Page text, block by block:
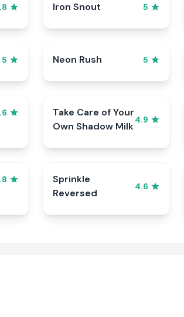
Iron Snout 5
5 Neon Rush 5
Take Care of Your
Own Shadow Milk
4.9
Sprinkle
Reversed
4.6